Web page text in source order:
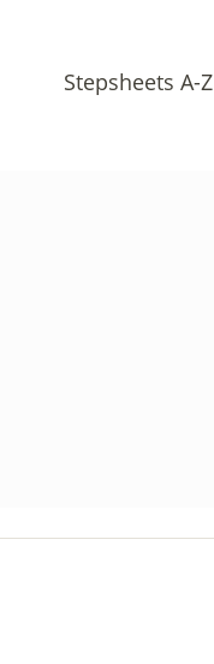
Stepsheets A-Z